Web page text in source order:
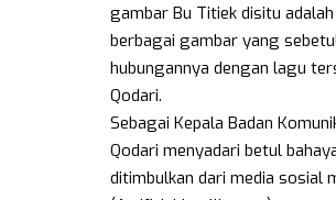
gambar Bu Titiek disitu
berbagai gambar yang
hubungannya dengan lagu
Qodari.
Sebagai Kepala Badan
Qodari menyadari betul
ditimbulkan dari media sosial